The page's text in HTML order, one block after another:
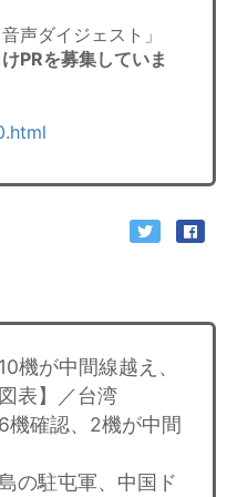
声ダイジェスト」
PRを募集していま
機が中間線越え、
表】／台湾
機確認、2機が中間
の駐屯軍、中国ド